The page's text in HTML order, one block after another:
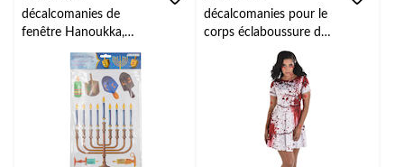
décalcomanies de
fenêtre Hanoukka,
multicolore, paq. 7,
pour Hanoukka
décalcomanies pour le
corps éclaboussure de
sang scintillant